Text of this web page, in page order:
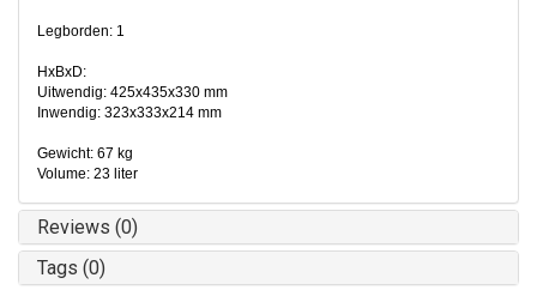
Legborden: 1
HxBxD:
Uitwendig: 425x435x330 mm
Inwendig: 323x333x214 mm
Gewicht: 67 kg
Volume: 23 liter
Reviews (0)
Tags (0)